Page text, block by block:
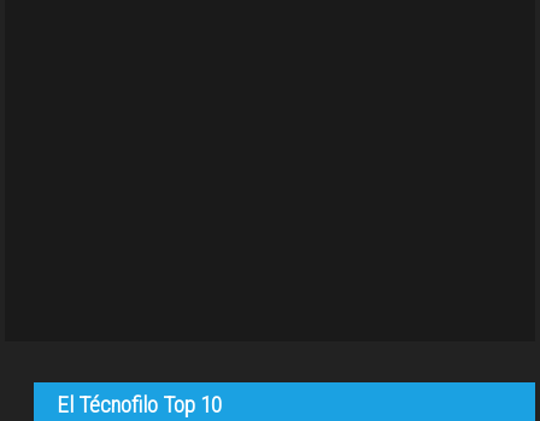
El Técnofilo Top 10